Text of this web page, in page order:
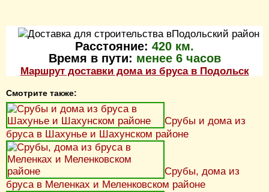
Расстояние: 420 км.
Время в пути: менее 6 часов
Маршрут доставки дома из бруса в Подольск
Смотрите также:
Срубы и дома из
бруса в Шахунье и Шахунском районе
Срубы, дома из
бруса в Меленках и Меленковском районе